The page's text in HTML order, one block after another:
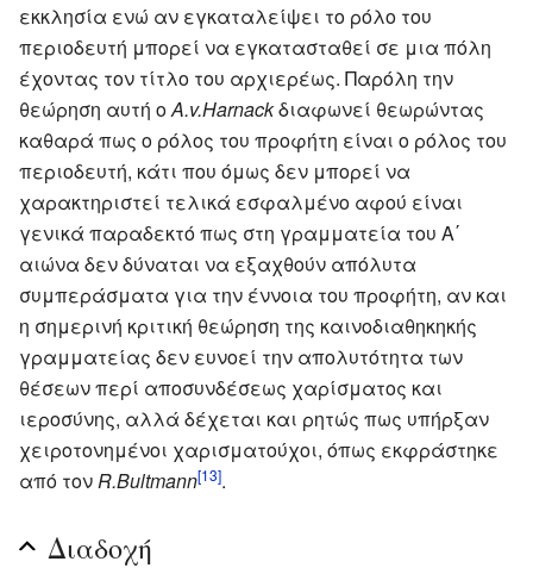
εκκλησία ενώ αν εγκαταλείψει το ρόλο του
περιοδευτή μπορεί να εγκατασταθεί σε μια πόλη
έχοντας τον τίτλο του αρχιερέως. Παρόλη την
θεώρηση αυτή οA.v.Harnackδιαφωνεί θεωρώντας
καθαρά πως ο ρόλος του προφήτη είναι ο ρόλος του
περιοδευτή, κάτι που όμως δεν μπορεί να
χαρακτηριστεί τελικά εσφαλμένο αφού είναι
γενικά παραδεκτό πως στη γραμματεία του Α΄
αιώνα δεν δύναται να εξαχθούν απόλυτα
συμπεράσματα για την έννοια του προφήτη, αν και
η σημερινή κριτική θεώρηση της καινοδιαθηκηκής
γραμματείας δεν ευνοεί την απολυτότητα των
θέσεων περί αποσυνδέσεως χαρίσματος και
ιεροσύνης, αλλά δέχεται και ρητώς πως υπήρξαν
χειροτονημένοι χαρισματούχοι, όπως εκφράστηκε
από τον R.Bultmann[13].
Διαδοχή